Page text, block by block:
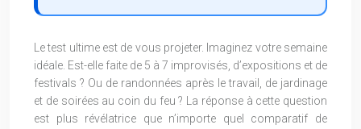
Le test ultime est de vous projeter. Imaginez votre semaine
idéale. Est-elle faite de 5 à 7 improvisés, d’expositions et de
festivals ? Ou de randonnées après le travail, de jardinage
et de soirées au coin du feu ? La réponse à cette question
est plus révélatrice que n’importe quel comparatif de